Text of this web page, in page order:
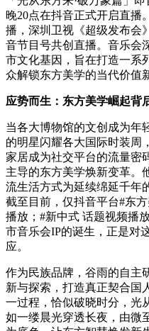
晚20点在抖音正式开启直播
播，深圳卫视《超级发布会
音节目号共创直播。音乐会
市文化基因，旨在打造一系
众解锁东方美学的当代价值
应势而生：东方美学崛起背
当各大博物馆的文创成为年
的明星闪耀各大国际时装周
家居成为社交平台的流量密
主导的东方美学焕新变革。
流生活方式为延续绵延千年
截至目前，仅抖音平台#东
播放；#新中式 话题视频播
市音乐会IP的诞生，正是对
应。
作为民族品牌，谷雨的自主
新与探索，打造真正契合国
一过程，恰似破晓时分，光
如一缕晨光穿透长夜，由微